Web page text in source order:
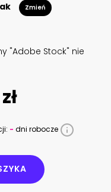
Zmień
"Adobe Stock" nie
- dni robocze